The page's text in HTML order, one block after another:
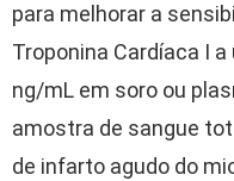
para melhorar a
Troponina Cardíaca I
ng/mL em soro ou
amostra de sangue
de infarto agudo do